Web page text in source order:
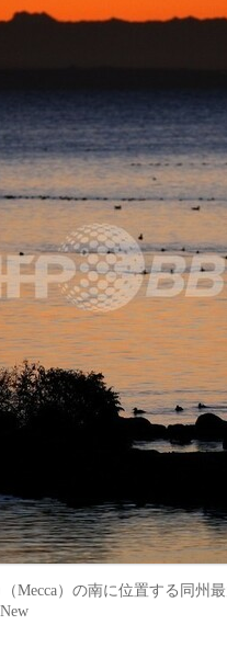
Mecca）の南に位置する同州